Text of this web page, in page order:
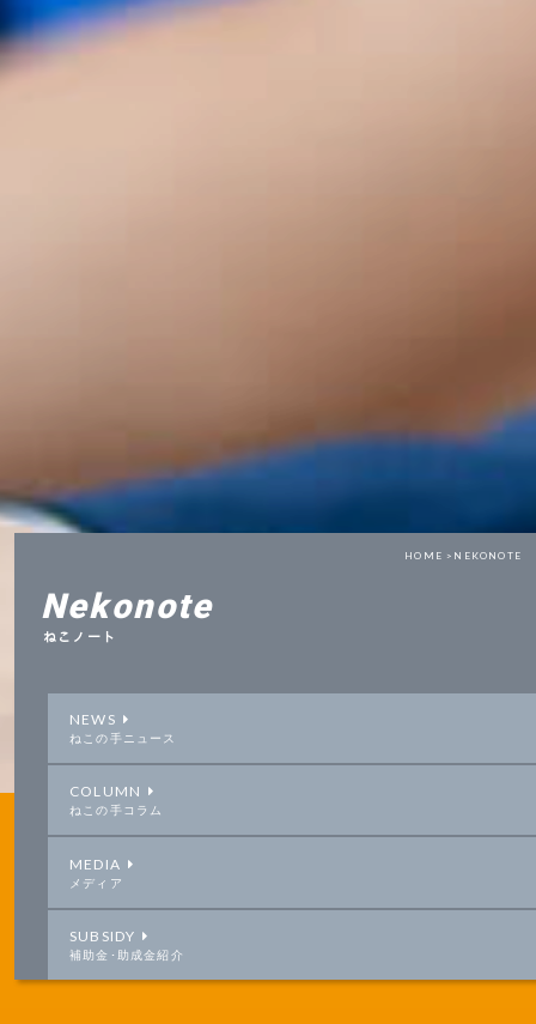
HOME > NEKONOTE
Nekonote
ねこノート
NEWS
ねこの手ニュース
COLUMN
ねこの手コラム
MEDIA
メディア
SUBSIDY
補助金･助成金紹介